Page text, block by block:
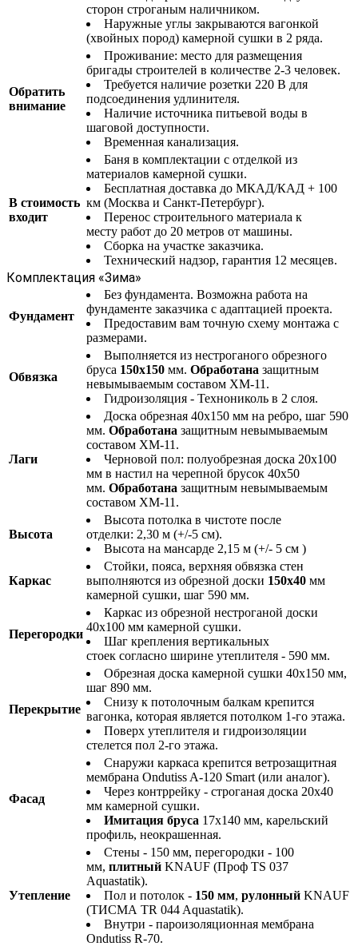
сторон строганым наличником.
Наружные углы закрываются вагонкой
(хвойных пород) камерной сушки в 2 ряда.
Обратить
внимание
Проживание: место для размещения
бригады строителей в количестве 2-3 человек.
Требуется наличие розетки 220 В для
подсоединения удлинителя.
Наличие источника питьевой воды в
шаговой доступности.
Временная канализация.
В стоимость
входит
Баня в комплектации с отделкой из
материалов камерной сушки.
Бесплатная доставка до МКАД/КАД + 100
км (Москва и Санкт-Петербург).
Перенос строительного материала к
месту работ до 20 метров от машины.
Сборка на участке заказчика.
Технический надзор, гарантия 12 месяцев.
Комплектация «Зима»
Фундамент
Без фундамента. Возможна работа на
фундаменте заказчика с адаптацией проекта.
Предоставим вам точную схему монтажа с
размерами.
Обвязка
Выполняется из нестроганого обрезного
бруса 150х150 мм. Обработана защитным
невымываемым составом ХМ-11.
Гидроизоляция - Технониколь в 2 слоя.
Лаги
Доска обрезная 40х150 мм на ребро, шаг 590
мм. Обработана защитным невымываемым
составом ХМ-11.
Черновой пол: полуобрезная доска 20х100
мм в настил на черепной брусок 40х50
мм. Обработана защитным невымываемым
составом ХМ-11.
Высота
Высота потолка в чистоте после
отделки: 2,30 м (+/-5 см).
Высота на мансарде 2,15 м (+/- 5 см )
Каркас
Стойки, пояса, верхняя обвязка стен
выполняются из обрезной доски 150х40 мм
камерной сушки, шаг 590 мм.
Перегородки
Каркас из обрезной нестроганой доски
40х100 мм камерной сушки.
Шаг крепления вертикальных
стоек согласно ширине утеплителя - 590 мм.
Перекрытие
Обрезная доска камерной сушки 40х150 мм,
шаг 890 мм.
Снизу к потолочным балкам крепится
вагонка, которая является потолком 1-го этажа.
Поверх утеплителя и гидроизоляции
стелется пол 2-го этажа.
Фасад
Снаружи каркаса крепится ветрозащитная
мембрана Ondutiss A-120 Smart (или аналог).
Через контррейку - строганая доска 20х40
мм камерной сушки.
Имитация бруса 17х140 мм, карельский
профиль, неокрашенная.
Утепление
Стены - 150 мм, перегородки - 100
мм, плитный KNAUF (Проф TS 037
Aquastatik).
Пол и потолок - 150 мм, рулонный KNAUF
(ТИСМА TR 044 Aquastatik).
Внутри - пароизоляционная мембрана
Ondutiss R-70.